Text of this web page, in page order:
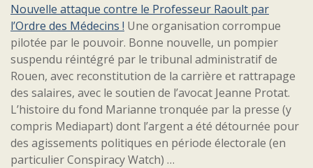
Nouvelle attaque contre le Professeur Raoult par
l’Ordre des Médecins ! Une organisation corrompue
pilotée par le pouvoir. Bonne nouvelle, un pompier
suspendu réintégré par le tribunal administratif de
Rouen, avec reconstitution de la carrière et rattrapage
des salaires, avec le soutien de l’avocat Jeanne Protat.
L’histoire du fond Marianne tronquée par la presse (y
compris Mediapart) dont l’argent a été détournée pour
des agissements politiques en période électorale (en
particulier Conspiracy Watch) …